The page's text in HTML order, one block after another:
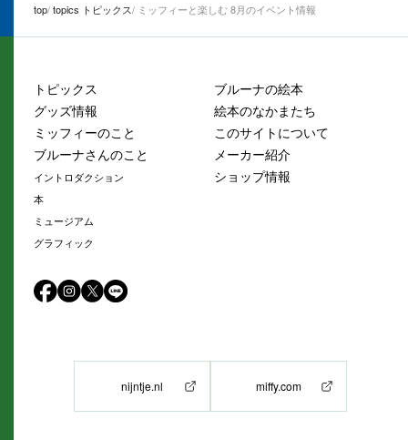
top topics トピックス ミッフィーと楽しむ 8月のイベント情報
トピックス
グッズ情報
ミッフィーのこと
ブルーナさんのこと
イントロダクション
本
ミュージアム
グラフィック
ブルーナの絵本
絵本のなかまたち
このサイトについて
メーカー紹介
ショップ情報
nijntje.nl miffy.com